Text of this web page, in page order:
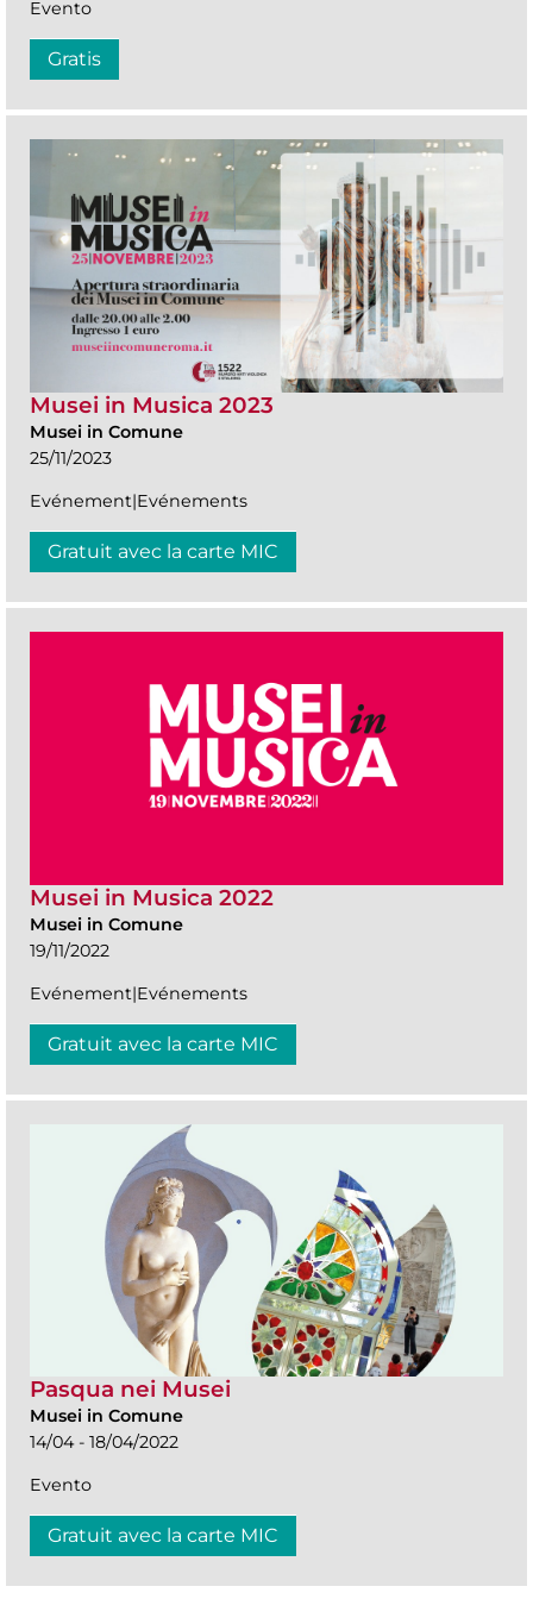
Evento
Gratis
Musei in Musica 2023
Musei in Comune
25/11/2023
Evénement|Evénements
Gratuit avec la carte MIC
Musei in Musica 2022
Musei in Comune
19/11/2022
Evénement|Evénements
Gratuit avec la carte MIC
Pasqua nei Musei
Musei in Comune
14/04 - 18/04/2022
Evento
Gratuit avec la carte MIC